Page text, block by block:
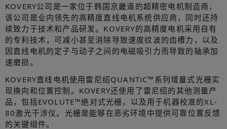
KOVERY公司是一家位于韩国京畿道的超精密电机制造商，
该公司是业内领先的高精度直线电机系统供应商，同时还持
续致力于技术和产品研发。KOVERY的高精度电机采用自有
的专利技术，可减小甚至消除导致速度纹波的齿槽力，以及
因直线电机的定子与动子之间的电磁吸引力而导致的轴承加
速磨损。
KOVERY直线电机使用雷尼绍QUANTiC™系列增量式光栅实
现换向和位置控制。KOVERY还使用了雷尼绍的其他测量产
品，包括EVOLUTE™绝对式光栅，以及用于机器校准的XL-
80激光干涉仪。光栅是能够在恶劣环境中提供可靠位置反馈
的关键组件。